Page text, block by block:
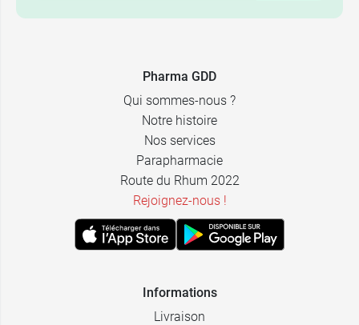
Pharma GDD
Qui sommes-nous ?
Notre histoire
Nos services
Parapharmacie
Route du Rhum 2022
Rejoignez-nous !
Informations
Livraison